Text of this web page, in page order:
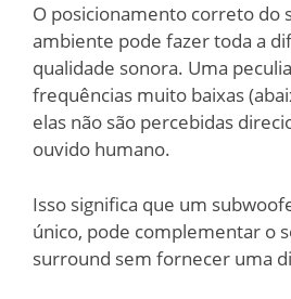
O posicionamento correto do
ambiente pode fazer toda a
qualidade sonora. Uma
frequências muito baixas
elas não são percebidas
ouvido humano.
Isso significa que um
único, pode complementar o
surround sem fornecer uma